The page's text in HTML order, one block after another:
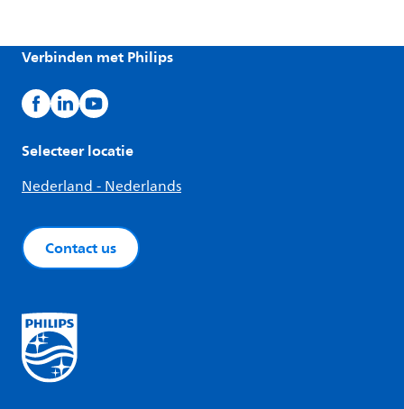
Verbinden met Philips
Selecteer locatie
Nederland - Nederlands
Contact us